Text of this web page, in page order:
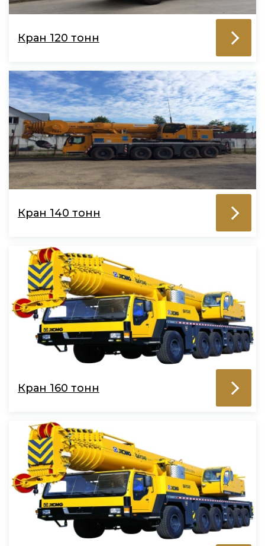
Кран 120 тонн
Кран 140 тонн
Кран 160 тонн